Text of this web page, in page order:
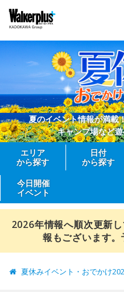
夏のイベント情報が満載
キャンプ場など
エリア
から探す
日付
から探す
今日開催
イベント
2026年情報へ順次更新
報もございます。
夏休みイベント・おでかけ